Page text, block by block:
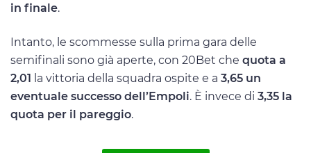
in finale.
Intanto, le scommesse sulla prima gara delle
semifinali sono già aperte, con 20Bet che quota a
2,01 la vittoria della squadra ospite e a 3,65 un
eventuale successo dell’Empoli. È invece di 3,35 la
quota per il pareggio.